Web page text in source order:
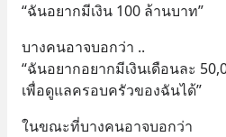
“ฉันอยากมีเงิน 100 ล้านบาท”
บางคนอาจบอกว่า ..
“ฉันอยากอยากมีเงินเดือนละ
เพื่อดูแลครอบครัวของฉันได้”
ในขณะที่บางคนอาจบอกว่า